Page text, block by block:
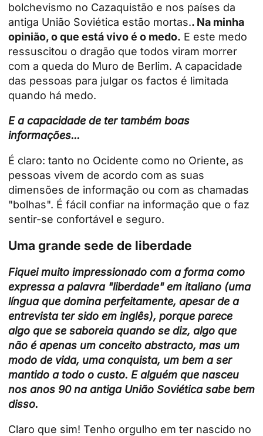
bolchevismo no Cazaquistão e nos países da
antiga União Soviética estão mortas.. Na minha
opinião, o que está vivo é o medo. E este medo
ressuscitou o dragão que todos viram morrer
com a queda do Muro de Berlim. A capacidade
das pessoas para julgar os factos é limitada
quando há medo.
E a capacidade de ter também boas
informações...
É claro: tanto no Ocidente como no Oriente, as
pessoas vivem de acordo com as suas
dimensões de informação ou com as chamadas
"bolhas". É fácil confiar na informação que o faz
sentir-se confortável e seguro.
Uma grande sede de liberdade
Fiquei muito impressionado com a forma como
expressa a palavra "liberdade" em italiano (uma
língua que domina perfeitamente, apesar de a
entrevista ter sido em inglês), porque parece
algo que se saboreia quando se diz, algo que
não é apenas um conceito abstracto, mas um
modo de vida, uma conquista, um bem a ser
mantido a todo o custo. E alguém que nasceu
nos anos 90 na antiga União Soviética sabe bem
disso.
Claro que sim! Tenho orgulho em ter nascido no